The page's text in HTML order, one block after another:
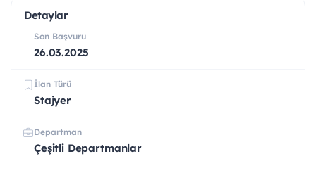
Detaylar
Son Başvuru
26.03.2025
İlan Türü
Stajyer
Departman
Çeşitli Departmanlar